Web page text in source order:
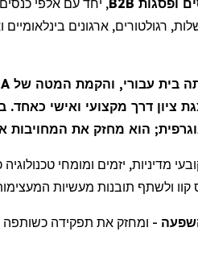
B2B, יחד עם אלפי
רגולטורים, ארגונים
בית עבורי, והקמת המטה של
ציון
הוא מחזק את המחויבות
מדיניות, יזמים ומומחי
ולשתף תובנות מעשיות
- ומחזק את תפקידה כשותפה